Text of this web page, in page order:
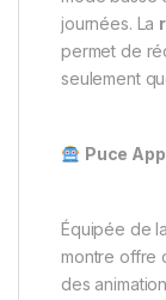
journées. La
permet de
seulement
Puce
Équipée de
montre offre
des